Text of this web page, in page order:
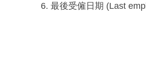
最後受僱日期 (Last